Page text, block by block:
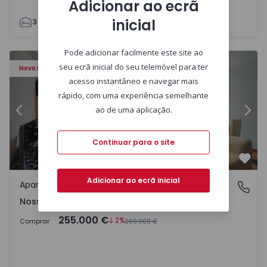
3 143 1
Novo Preço
Piedade - 1526441 - 21
Apartamento T3 com Terraço Ourém, Nossa Senhora da
Anterior
Nossa Senhora da Piedade, Santarém
Apartamento
Nossa Senhora da Piedade, Santarém
Comprar 255.000 € 2%260.000 €
Adicionar ao ecrã
inicial
Pode adicionar facilmente este site ao
seu ecrã inicial do seu telemóvel para ter
acesso instantâneo e navegar mais
rápido, com uma experiência semelhante
ao de uma aplicação.
Continuar para o site
Adicionar ao ecrã inicial